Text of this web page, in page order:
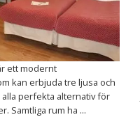
ett modernt
kan erbjuda tre ljusa och
perfekta alternativ för
Samtliga rum ha ...